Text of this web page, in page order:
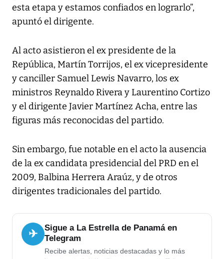
esta etapa y estamos confiados en lograrlo”,
apuntó el dirigente.
Al acto asistieron el ex presidente de la
República, Martín Torrijos, el ex vicepresidente
y canciller Samuel Lewis Navarro, los ex
ministros Reynaldo Rivera y Laurentino Cortizo
y el dirigente Javier Martínez Acha, entre las
figuras más reconocidas del partido.
Sin embargo, fue notable en el acto la ausencia
de la ex candidata presidencial del PRD en el
2009, Balbina Herrera Araúz, y de otros
dirigentes tradicionales del partido.
✈
Sigue a La Estrella de Panamá en
Telegram
Recibe alertas, noticias destacadas y lo más